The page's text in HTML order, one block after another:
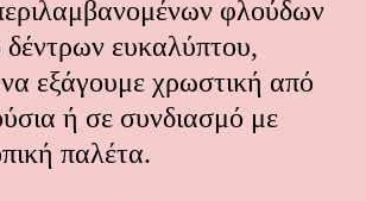
φλούδων
δέντρων ευκαλύπτου,
εξάγουμε χρωστική από
ή σε συνδιασμό με
παλέτα.